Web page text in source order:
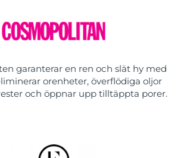
garanterar en ren och slät hy med
orenheter, överflödiga oljor
och öppnar upp tilltäppta porer.